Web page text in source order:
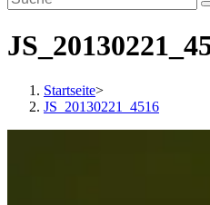
Startseite>
JS_20130221_4516